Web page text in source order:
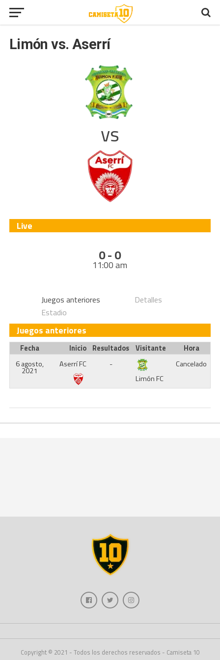
Limón vs. Aserrí
vs
Live
0 - 0
11:00 am
Juegos anteriores
Detalles
Estadio
Juegos anteriores
Fecha Inicio Resultados Visitante
Hora
6 agosto,
2021
Aserrí FC
-
Limón FC
Cancelado
Copyright © 2021 - Todos los derechos reservados - Camiseta 10